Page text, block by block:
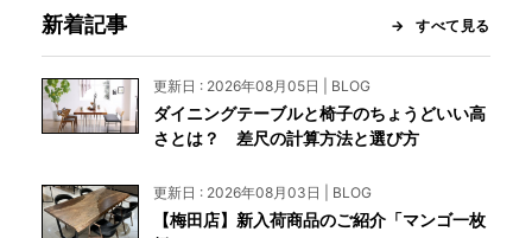
新着記事 すべて見る
更新日 : 2026年08月05日 | BLOG
ダイニングテーブルと椅子のちょうどいい高
さとは？ 差尺の計算方法と選び方
更新日 : 2026年08月03日 | BLOG
【梅田店】新入荷商品のご紹介「マンゴ一枚